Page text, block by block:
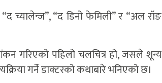
च्यालेन्ज”, “द डिनो फेमिली” र “अल रॉङ
गरिएको पहिलो चलचित्र हो, जसले शून्य
गर्ने डाक्टरको कथाबारे भनिएको छ।